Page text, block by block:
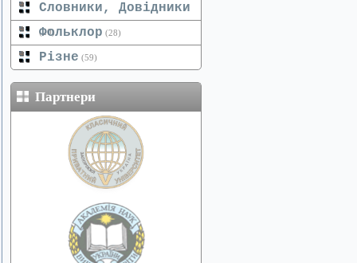
Словники, Довідники
(20)
Фольклор (28)
Різне (59)
Партнери